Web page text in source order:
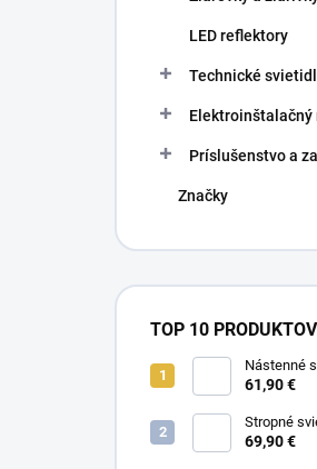
LED reflektory
Technické
Elektroinštalačný
Príslušenstvo a
Značky
TOP 10 PRODUKTOV
Nástenné
11977
61,90 €
Stropné
11971
69,90 €